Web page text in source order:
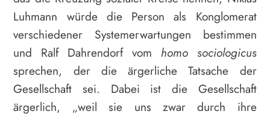
Luhmann würde die Person als Konglomerat
verschiedener Systemerwartungen bestimmen
und Ralf Dahrendorf vom homo sociologicus
sprechen, der die ärgerliche Tatsache der
Gesellschaft sei. Dabei ist die Gesellschaft
ärgerlich, „weil sie uns zwar durch ihre